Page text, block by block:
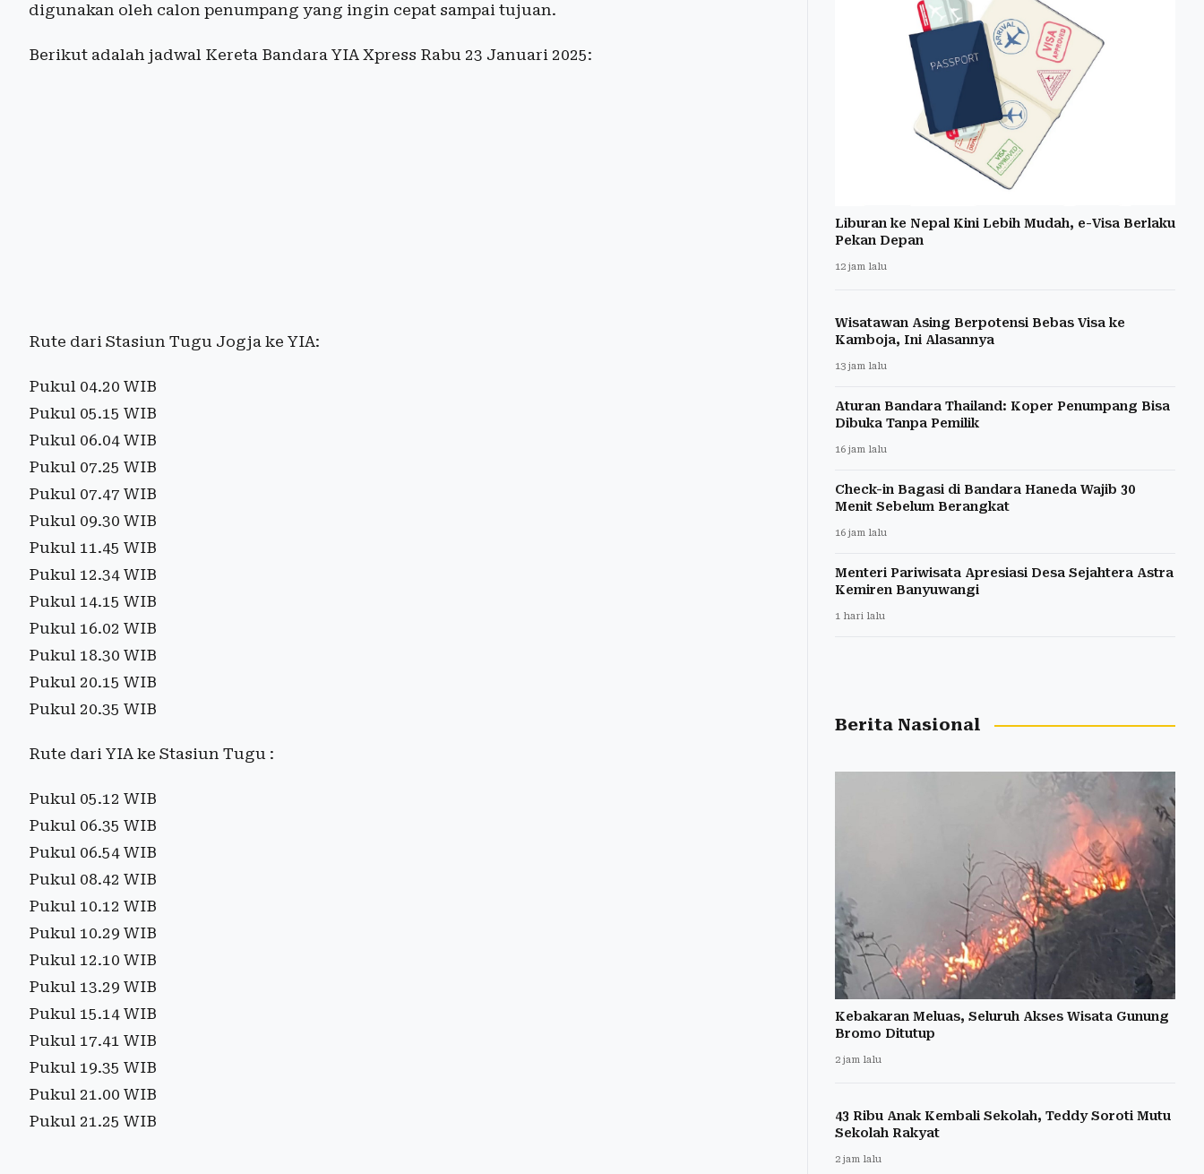
digunakan oleh calon penumpang yang ingin cepat sampai tujuan.
Berikut adalah jadwal Kereta Bandara YIA Xpress Rabu 23 Januari 2025:
Rute dari Stasiun Tugu Jogja ke YIA:
Pukul 04.20 WIB
Pukul 05.15 WIB
Pukul 06.04 WIB
Pukul 07.25 WIB
Pukul 07.47 WIB
Pukul 09.30 WIB
Pukul 11.45 WIB
Pukul 12.34 WIB
Pukul 14.15 WIB
Pukul 16.02 WIB
Pukul 18.30 WIB
Pukul 20.15 WIB
Pukul 20.35 WIB
Rute dari YIA ke Stasiun Tugu :
Pukul 05.12 WIB
Pukul 06.35 WIB
Pukul 06.54 WIB
Pukul 08.42 WIB
Pukul 10.12 WIB
Pukul 10.29 WIB
Pukul 12.10 WIB
Pukul 13.29 WIB
Pukul 15.14 WIB
Pukul 17.41 WIB
Pukul 19.35 WIB
Pukul 21.00 WIB
Pukul 21.25 WIB
Liburan ke Nepal Kini Lebih Mudah, e-Visa Berlaku
Pekan Depan
12 jam lalu
Wisatawan Asing Berpotensi Bebas Visa ke
Kamboja, Ini Alasannya
13 jam lalu
Aturan Bandara Thailand: Koper Penumpang Bisa
Dibuka Tanpa Pemilik
16 jam lalu
Check-in Bagasi di Bandara Haneda Wajib 30
Menit Sebelum Berangkat
16 jam lalu
Menteri Pariwisata Apresiasi Desa Sejahtera Astra
Kemiren Banyuwangi
1 hari lalu
Berita Nasional
Kebakaran Meluas, Seluruh Akses Wisata Gunung
Bromo Ditutup
2 jam lalu
43 Ribu Anak Kembali Sekolah, Teddy Soroti Mutu
Sekolah Rakyat
2 jam lalu